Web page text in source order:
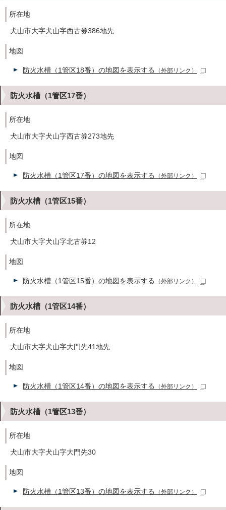
所在地
犬山市大字犬山字西古券386地先
地図
防火水槽（1管区18番）の地図を表示する （外部リンク）
防火水槽（1管区17番）
所在地
犬山市大字犬山字西古券273地先
地図
防火水槽（1管区17番）の地図を表示する （外部リンク）
防火水槽（1管区15番）
所在地
犬山市大字犬山字北古券12
地図
防火水槽（1管区15番）の地図を表示する （外部リンク）
防火水槽（1管区14番）
所在地
犬山市大字犬山字大門先41地先
地図
防火水槽（1管区14番）の地図を表示する （外部リンク）
防火水槽（1管区13番）
所在地
犬山市大字犬山字大門先30
地図
防火水槽（1管区13番）の地図を表示する （外部リンク）